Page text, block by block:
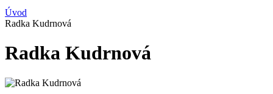
Úvod
Radka Kudrnová
Radka Kudrnová